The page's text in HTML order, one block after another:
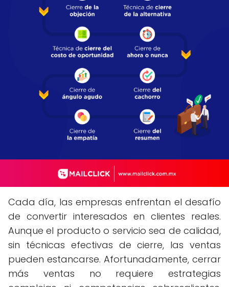
Cada día, las empresas enfrentan el desafío
de convertir interesados en clientes reales.
Aunque el producto o servicio sea de calidad,
sin técnicas efectivas de cierre, las ventas
pueden estancarse. Afortunadamente, cerrar
más ventas no requiere estrategias